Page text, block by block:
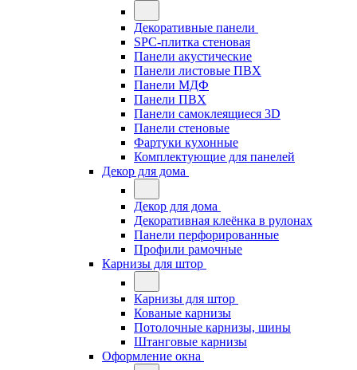
Декоративные панели
SPC-плитка стеновая
Панели акустические
Панели листовые ПВХ
Панели МДФ
Панели ПВХ
Панели самоклеящиеся 3D
Панели стеновые
Фартуки кухонные
Комплектующие для панелей
Декор для дома
Декор для дома
Декоративная клеёнка в рулонах
Панели перфорированные
Профили рамочные
Карнизы для штор
Карнизы для штор
Кованые карнизы
Потолочные карнизы, шины
Штанговые карнизы
Оформление окна